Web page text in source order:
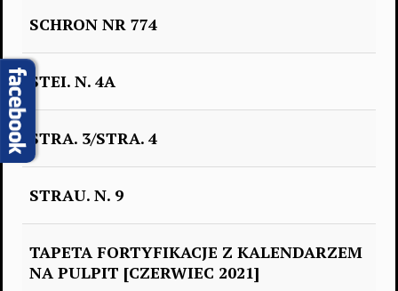
SCHRON NR 774
STEI. N. 4A
STRA. 3/STRA. 4
STRAU. N. 9
TAPETA FORTYFIKACJE Z KALENDARZEM
NA PULPIT [CZERWIEC 2021]